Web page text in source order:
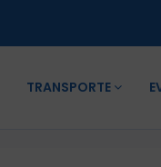
TRANSPORTE